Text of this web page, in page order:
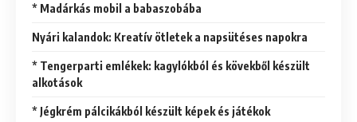
* Madárkás mobil a babaszobába
Nyári kalandok: Kreatív ötletek a napsütéses napokra
* Tengerparti emlékek: kagylókból és kövekből készült
alkotások
* Jégkrém pálcikákból készült képek és játékok